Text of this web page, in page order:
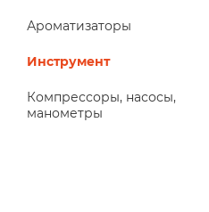
Ароматизаторы
Инструмент
Компрессоры, насосы,
манометры